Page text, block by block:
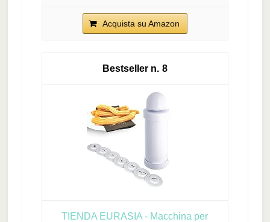
Acquista su Amazon
8
TIENDA EURASIA - Macchina per